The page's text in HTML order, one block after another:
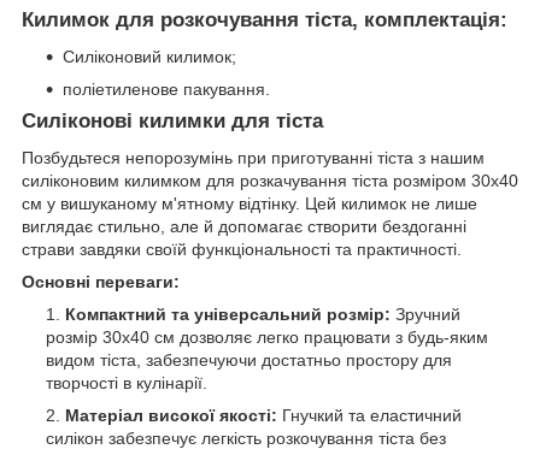
Килимок для розкочування тіста, комплектація:
Силіконовий килимок;
поліетиленове пакування.
Силіконові килимки для тіста
Позбудьтеся непорозумінь при приготуванні тіста з нашим
силіконовим килимком для розкачування тіста розміром 30х40
см у вишуканому м'ятному відтінку. Цей килимок не лише
виглядає стильно, але й допомагає створити бездоганні
страви завдяки своїй функціональності та практичності.
Основні переваги:
Компактний та універсальний розмір: Зручний
розмір 30х40 см дозволяє легко працювати з будь-яким
видом тіста, забезпечуючи достатньо простору для
творчості в кулінарії.
Матеріал високої якості: Гнучкий та еластичний
силікон забезпечує легкість розкочування тіста без